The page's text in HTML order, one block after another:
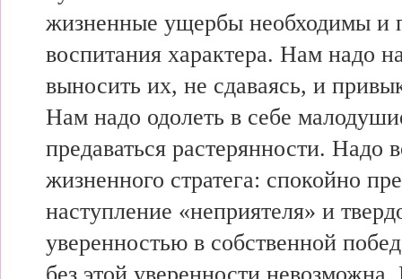
жизненные ущербы необходимы и
воспитания характера. Нам надо
выносить их, не сдаваясь, и
Нам надо одолеть в себе
предаваться растерянности. Надо
жизненного стратега: спокойно
наступление «неприятеля» и
уверенностью в собственной
без этой уверенности невозможна.